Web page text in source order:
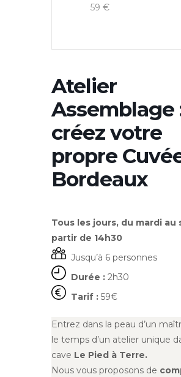
59 €
Atelier
Assemblage
créez votre
propre
Bordeaux
Tous les jours, du mardi au
partir de 14h30
Jusqu’à 6 personnes
Durée : 2h30
Tarif : 59€
Entrez dans la peau d’un
le temps d’un atelier unique
cave Le Pied à Terre.
Nous vous proposons de